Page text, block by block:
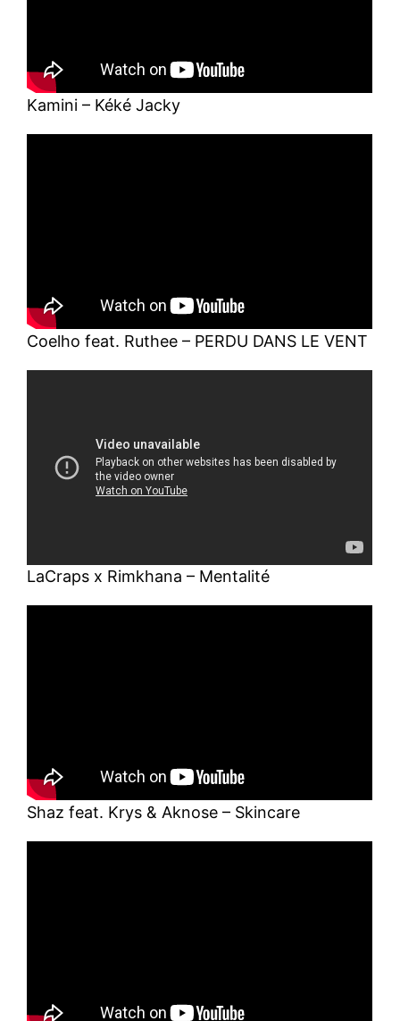
Kamini – Kéké Jacky
Coelho feat. Ruthee – PERDU DANS LE VENT
LaCraps x Rimkhana – Mentalité
Shaz feat. Krys & Aknose – Skincare